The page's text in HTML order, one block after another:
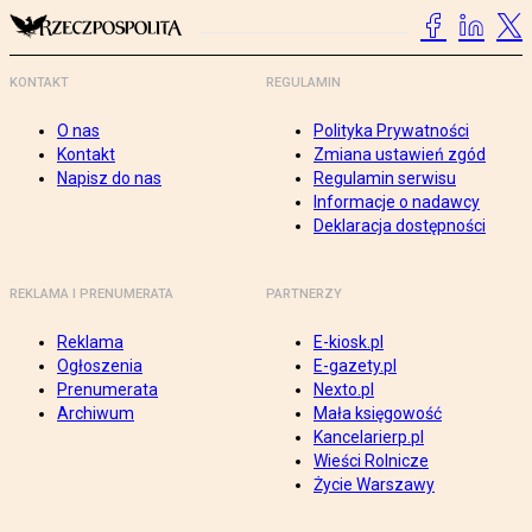
KONTAKT
O nas
Kontakt
Napisz do nas
REGULAMIN
Polityka Prywatności
Zmiana ustawień zgód
Regulamin serwisu
Informacje o nadawcy
Deklaracja dostępności
REKLAMA I PRENUMERATA
Reklama
Ogłoszenia
Prenumerata
Archiwum
PARTNERZY
E-kiosk.pl
E-gazety.pl
Nexto.pl
Mała księgowość
Kancelarierp.pl
Wieści Rolnicze
Życie Warszawy